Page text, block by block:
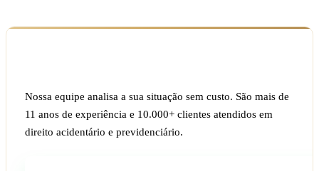
Nossa equipe analisa a sua situação sem custo. São mais de
11 anos de experiência e 10.000+ clientes atendidos em
direito acidentário e previdenciário.